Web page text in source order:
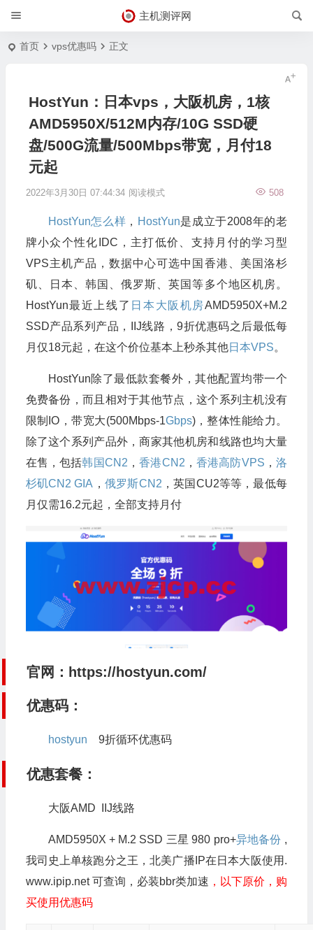
主机测评网
首页 vps优惠吗 正文
HostYun：日本vps，大阪机房，1核
AMD5950X/512M内存/10G SSD硬
盘/500G流量/500Mbps带宽，月付18
元起
2022年3月30日 07:44:34 508
阅读模式
HostYun怎么样 ， HostYun是成立于2008年的老
牌小众个性化IDC，主打低价、支持月付的学习型
VPS主机产品，数据中心可选中国香港、美国洛杉
矶、日本、韩国、俄罗斯、英国等多个地区机房。
HostYun最近上线了 日本大阪机房AMD5950X+M.2
SSD产品系列产品，IIJ线路，9折优惠码之后最低每
月仅18元起，在这个价位基本上秒杀其他日本VPS。
HostYun除了最低款套餐外，其他配置均带一个
免费备份，而且相对于其他节点，这个系列主机没有
限制IO，带宽大(500Mbps-1Gbps)，整体性能给力。
除了这个系列产品外，商家其他机房和线路也均大量
在售，包括韩国CN2 ，香港CN2 ， 香港高防VPS ， 洛
杉矶CN2 GIA ， 俄罗斯CN2 ，英国CU2等等，最低每
月仅需16.2元起，全部支持月付
官网： https://hostyun.com/
优惠码：
hostyun 9折循环优惠码
优惠套餐：
大阪AMD IIJ线路
AMD5950X + M.2 SSD 三星 980 pro+异地备份 ,
我司史上单核跑分之王，北美广播IP在日本大阪使用.
www.ipip.net 可查询，必装bbr类加速 ，以下原价，购
买使用优惠码